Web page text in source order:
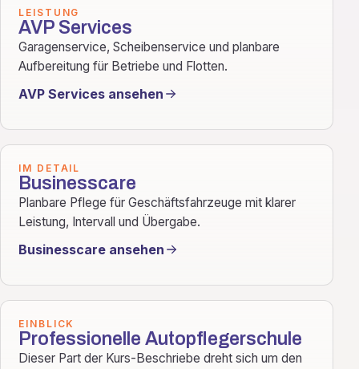
LEISTUNG
AVP Services
Garagenservice, Scheibenservice und planbare
Aufbereitung für Betriebe und Flotten.
AVP Services ansehen
IM DETAIL
Businesscare
Planbare Pflege für Geschäftsfahrzeuge mit klarer
Leistung, Intervall und Übergabe.
Businesscare ansehen
EINBLICK
Professionelle Autopflegerschule
Dieser Part der Kurs-Beschriebe dreht sich um den